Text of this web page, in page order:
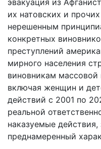
эвакуация из
их натовских и
нерешенным
конкретных
преступлений
мирного населения
виновникам массовой
включая женщин и
действий с 2001 по
реальной
наказуемые
преднамеренный